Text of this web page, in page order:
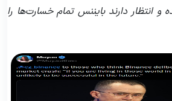
و انتظار دارند بایننس تمام خسارت‌ها را